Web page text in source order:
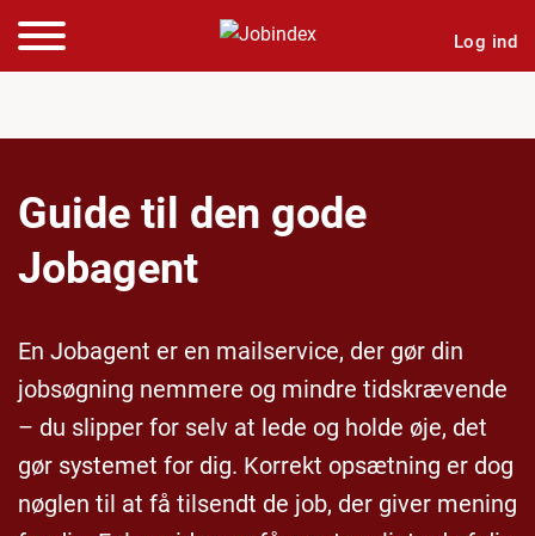
Log ind
Guide til den gode
Jobagent
En Jobagent er en mailservice, der gør din
jobsøgning nemmere og mindre tidskrævende
– du slipper for selv at lede og holde øje, det
gør systemet for dig. Korrekt opsætning er dog
nøglen til at få tilsendt de job, der giver mening